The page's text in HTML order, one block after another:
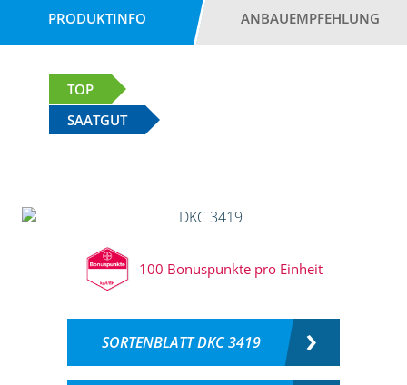
PRODUKTINFO ANBAUEMPFEHLUNG
TOP
SAATGUT
100 Bonuspunkte pro Einheit
SORTENBLATT DKC 3419